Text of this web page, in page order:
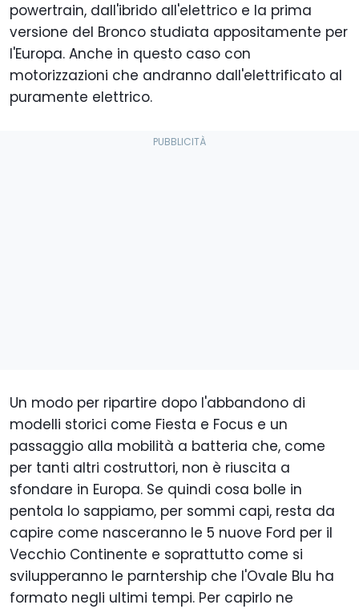
powertrain, dall'ibrido all'elettrico e la prima
versione del Bronco studiata appositamente per
l'Europa. Anche in questo caso con
motorizzazioni che andranno dall'elettrificato al
puramente elettrico.
Un modo per ripartire dopo l'abbandono di
modelli storici come Fiesta e Focus e un
passaggio alla mobilità a batteria che, come
per tanti altri costruttori, non è riuscita a
sfondare in Europa. Se quindi cosa bolle in
pentola lo sappiamo, per sommi capi, resta da
capire come nasceranno le 5 nuove Ford per il
Vecchio Continente e soprattutto come si
svilupperanno le parntership che l'Ovale Blu ha
formato negli ultimi tempi. Per capirlo ne